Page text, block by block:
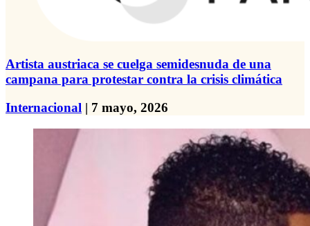
Artista austriaca se cuelga semidesnuda de una
campana para protestar contra la crisis climática
Internacional | 7 mayo, 2026